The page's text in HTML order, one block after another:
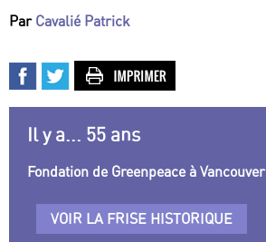
Par Cavalié Patrick
Il y a... 55 ans
Fondation de Greenpeace à Vancouver
VOIR LA FRISE HISTORIQUE